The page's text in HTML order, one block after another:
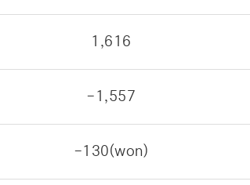
1,616
-1,557
-130(won)